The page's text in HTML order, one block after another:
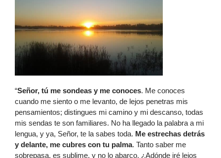
“Señor, tú me sondeas y me conoces. Me conoces
cuando me siento o me levanto, de lejos penetras mis
pensamientos; distingues mi camino y mi descanso, todas
mis sendas te son familiares. No ha llegado la palabra a mi
lengua, y ya, Señor, te la sabes toda. Me estrechas detrás
y delante, me cubres con tu palma. Tanto saber me
sobrepasa, es sublime, y no lo abarco. ¿Adónde iré lejos